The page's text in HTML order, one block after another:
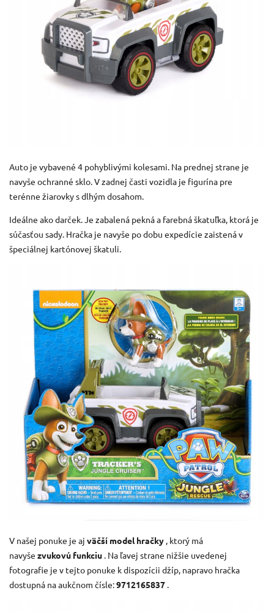
Auto je vybavené 4 pohyblivými kolesami. Na prednej strane je
navyše ochranné sklo.V zadnej časti vozidla je figurína pre
terénne žiarovky s dlhým dosahom.
Ideálne ako darček.Je zabalená pekná a farebná škatuľka, ktorá je
súčasťou sady. Hračka je navyše po dobu expedície zaistená v
špeciálnej kartónovej škatuli.
V našej ponuke je aj väčší model hračky , ktorý má
navyše zvukovú funkciu . Na ľavej strane nižšie uvedenej
fotografie je v tejto ponuke k dispozícii džíp, napravo hračka
dostupná na aukčnom čísle:9712165837 .